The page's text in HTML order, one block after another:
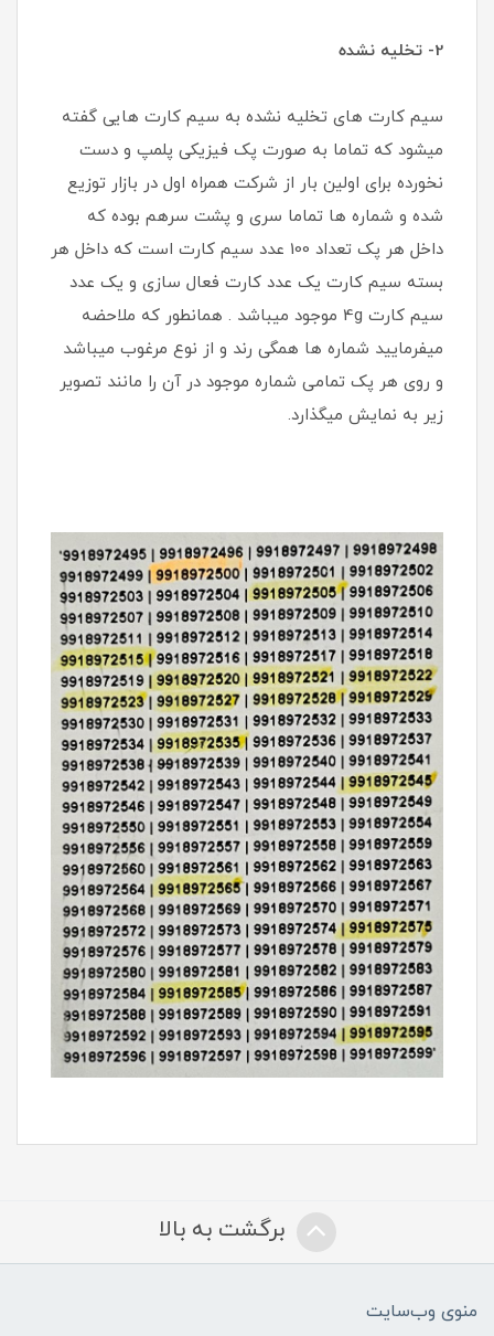
2- تخلیه نشده
سیم کارت های تخلیه نشده به سیم کارت هایی گفته
میشود که تماما به صورت پک فیزیکی پلمپ و دست
نخورده برای اولین بار از شرکت همراه اول در بازار توزیع
شده و شماره ها تماما سری و پشت سرهم بوده که
داخل هر پک تعداد 100 عدد سیم کارت است که داخل هر
بسته سیم کارت یک عدد کارت فعال سازی و یک عدد
سیم کارت 4g موجود میباشد . همانطور که ملاحضه
میفرمایید شماره ها همگی رند و از نوع مرغوب میباشد
و روی هر پک تمامی شماره موجود در آن را مانند تصویر
زیر به نمایش میگذارد.
برگشت به بالا
منوی وب‌سایت